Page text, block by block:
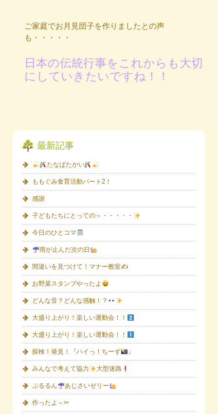
ご家庭でお月見団子を作りましたとの声
も・・・・・
日本の伝統行事をこれからも大切
にしていきたいですね！！
最新記事
たなばたかい
ももぐみ食育活動パート2！
感謝
子どもたちにとっての～・・・・・
今日のひとコマ
雨が止んだ次の日
間違いを見つけて！マナー教室✍
お野菜スタンプやったよ
どんな音？どんな感触！？
大盛り上がり！楽しい運動会！！
大盛り上がり！楽しい運動会！！
探検！発見！『ハイっ！ちーず 』
みんなで考えて協力 大型迷路
ぷるるん あじさいゼリー
作ったよ～✂